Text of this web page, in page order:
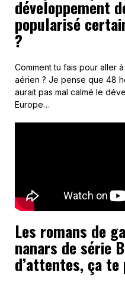
développement
popularisé
?
Comment tu fais pour aller
aérien ? Je pense que 48
aurait pas mal calmé le
Europe…
Les romans de
nanars de série
d’attentes, ça